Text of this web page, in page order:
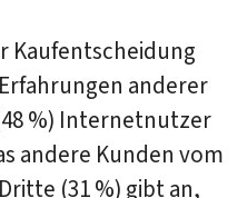
Kaufentscheidung
anderer
%) Internetnutzer
andere Kunden vom
(31 %) gibt an,